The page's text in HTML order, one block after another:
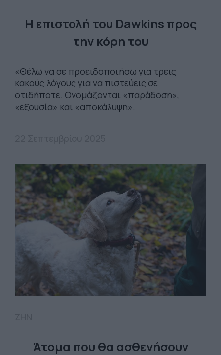
Η επιστολή του Dawkins προς
την κόρη του
«Θέλω να σε προειδοποιήσω για τρεις
κακούς λόγους για να πιστεύεις σε
οτιδήποτε. Ονομάζονται «παράδοση»,
«εξουσία» και «αποκάλυψη».
Άτομα που θα ασθενήσουν